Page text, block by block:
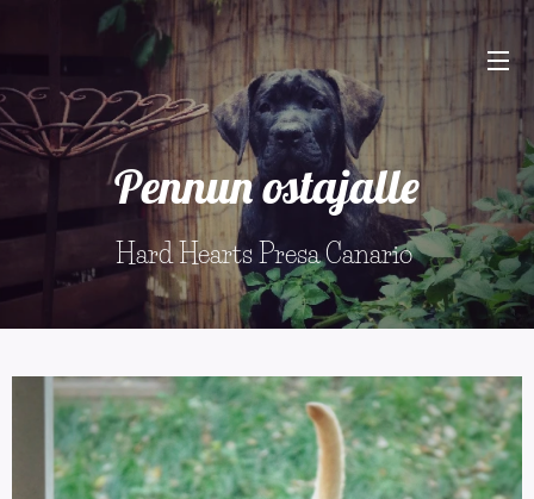
Pennun ostajalle
Hard Hearts Presa Canario